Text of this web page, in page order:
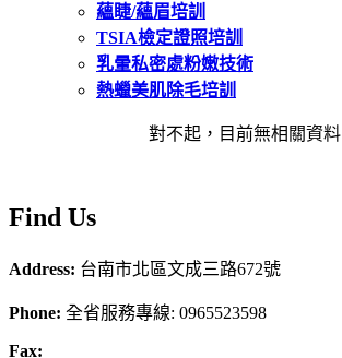
蘊睫/蘊眉培訓
TSIA檢定證照培訓
乳暈私密處粉嫩技術
熱蠟美肌除毛培訓
對不起，目前無相關資料
Find Us
Address: 台南市北區文成三路672號
Phone: 全省服務專線: 0965523598
Fax: